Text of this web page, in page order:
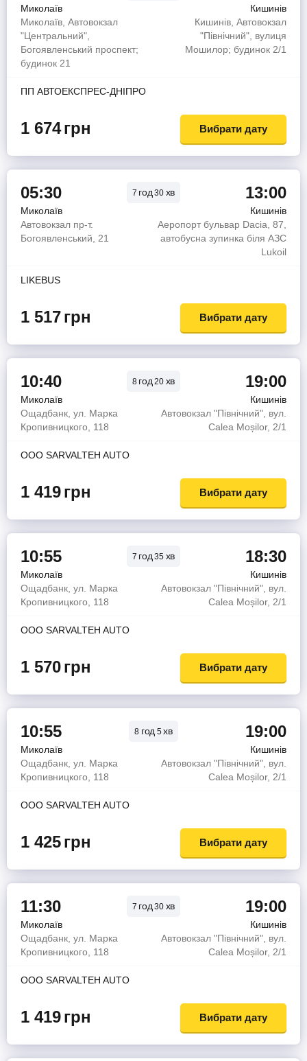
Миколаїв
Кишинів
Миколаїв, Автовокзал
"Центральний",
Богоявленський проспект;
будинок 21
Кишинів, Автовокзал
"Північний", вулиця
Мошилор; будинок 2/1
ПП АВТОЕКСПРЕС-ДНІПРО
1 674грн Вибрати дату
05:30 7 год30 хв 13:00
Миколаїв
Кишинів
Автовокзал пр-т.
Богоявленський, 21
Аеропорт бульвар Dacia, 87,
автобусна зупинка біля АЗС
Lukoil
LIKEBUS
1 517грн Вибрати дату
10:40 8 год20 хв 19:00
Миколаїв
Кишинів
Ощадбанк, ул. Марка
Кропивницкого, 118
Автовокзал "Північний", вул.
Calea Moșilor, 2/1
ООО SARVALTEH AUTO
1 419грн Вибрати дату
10:55 7 год35 хв 18:30
Миколаїв
Кишинів
Ощадбанк, ул. Марка
Кропивницкого, 118
Автовокзал "Північний", вул.
Calea Moșilor, 2/1
ООО SARVALTEH AUTO
1 570грн Вибрати дату
10:55 8 год 5хв 19:00
Миколаїв
Кишинів
Ощадбанк, ул. Марка
Кропивницкого, 118
Автовокзал "Північний", вул.
Calea Moșilor, 2/1
ООО SARVALTEH AUTO
1 425грн Вибрати дату
11:30 7 год30 хв 19:00
Миколаїв
Кишинів
Ощадбанк, ул. Марка
Кропивницкого, 118
Автовокзал "Північний", вул.
Calea Moșilor, 2/1
ООО SARVALTEH AUTO
1 419грн Вибрати дату